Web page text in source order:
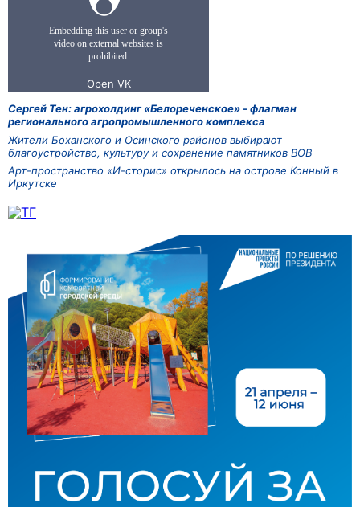
Сергей Тен: агрохолдинг «Белореченское» - флагман
регионального агропромышленного комплекса
Жители Боханского и Осинского районов выбирают
благоустройство, культуру и сохранение памятников ВОВ
Арт-пространство «И-сторис» открылось на острове Конный в
Иркутске